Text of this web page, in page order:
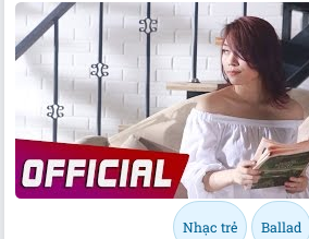
Nhạc trẻ Ballad